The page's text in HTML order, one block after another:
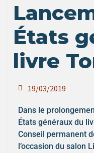
États
livre
19/03/2019
Dans le
États généraux du
Conseil permanent
l’occasion du salon